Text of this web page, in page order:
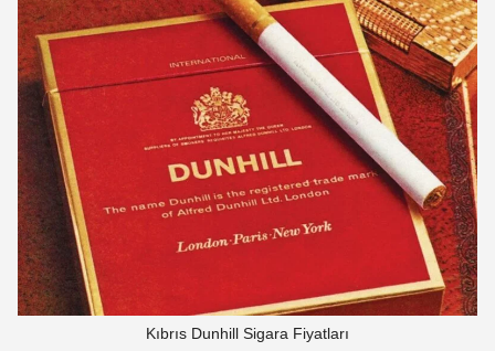
Kıbrıs Dunhill Sigara Fiyatları